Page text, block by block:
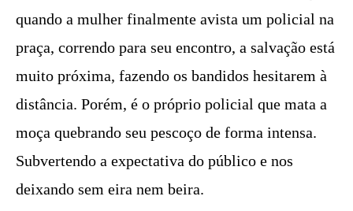
quando a mulher finalmente avista um policial na
praça, correndo para seu encontro, a salvação está
muito próxima, fazendo os bandidos hesitarem à
distância. Porém, é o próprio policial que mata a
moça quebrando seu pescoço de forma intensa.
Subvertendo a expectativa do público e nos
deixando sem eira nem beira.